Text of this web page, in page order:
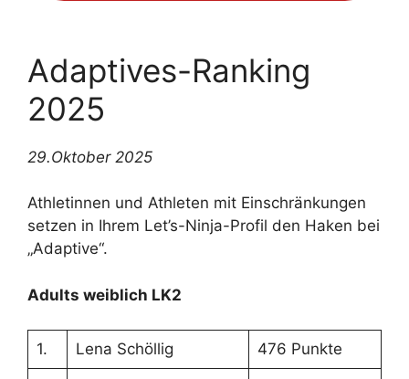
Adaptives-Ranking
2025
29.Oktober 2025
Athletinnen und Athleten mit Einschränkungen
setzen in Ihrem Let’s-Ninja-Profil den Haken bei
„Adaptive“.
Adults weiblich LK2
1. Lena Schöllig 476 Punkte